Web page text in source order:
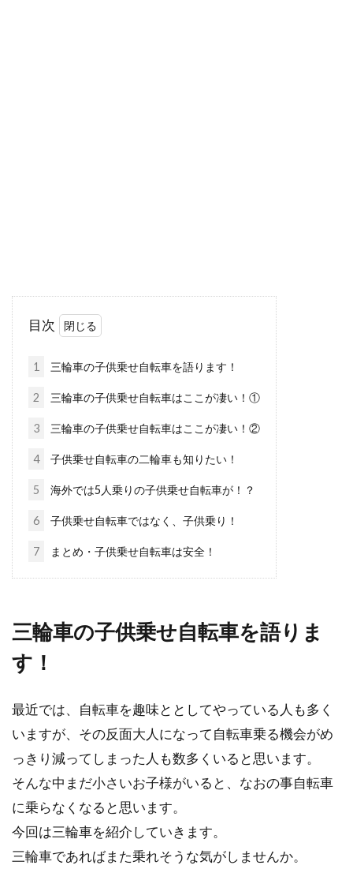
運転免許を持っていないママさんや、日頃から
旦那さんが車を使ってしまい、自分で自由に使
自転車のフロントフォークを分解し
てメンテナンスしよう
自転車のフロントフォークはハンドルと前輪を
繋ぎ、ハンドルが舵取りを行えるようにするた
めに、大変に...
バイクという選択もある！
われ方を...
トレックのクロスバイクをブレーキ
交換でもっと快適に！
こんにちは、自転車ライターふくだです。先
日、トレックのクロスバイクを購入した知人に
目次
1 三輪車の子供乗せ自転車を語ります！
2 三輪車の子供乗せ自転車はここが凄い！①
3 三輪車の子供乗せ自転車はここが凄い！②
4 子供乗せ自転車の二輪車も知りたい！
5 海外では5人乗りの子供乗せ自転車が！？
6 子供乗せ自転車ではなく、子供乗り！
7 まとめ・子供乗せ自転車は安全！
三輪車の子供乗せ自転車を語りま
す！
最近では、自転車を趣味ととしてやっている人も多く
いますが、その反面大人になって自転車乗る機会がめ
っきり減ってしまった人も数多くいると思います。
そんな中まだ小さいお子様がいると、なおの事自転車
に乗らなくなると思います。
今回は三輪車を紹介していきます。
三輪車であればまた乗れそうな気がしませんか。